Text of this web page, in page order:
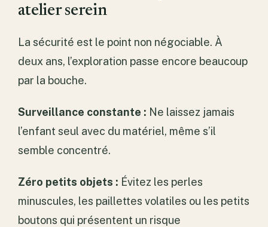
atelier serein
La sécurité est le point non négociable. À
deux ans, l’exploration passe encore beaucoup
par la bouche.
Surveillance constante : Ne laissez jamais
l’enfant seul avec du matériel, même s’il
semble concentré.
Zéro petits objets : Évitez les perles
minuscules, les paillettes volatiles ou les petits
boutons qui présentent un risque